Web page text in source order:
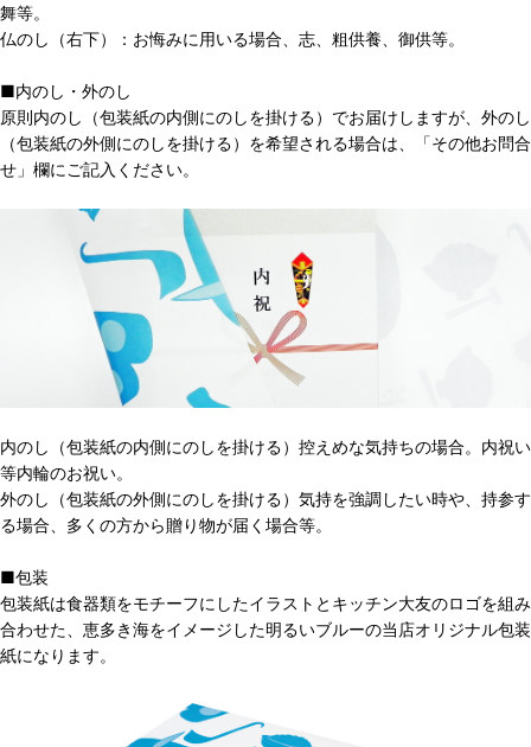
舞等。
仏のし（右下）：お悔みに用いる場合、志、粗供養、御供等。
■内のし・外のし
原則内のし（包装紙の内側にのしを掛ける）でお届けしますが、外のし
（包装紙の外側にのしを掛ける）を希望される場合は、「その他お問合
せ」欄にご記入ください。
内のし（包装紙の内側にのしを掛ける）控えめな気持ちの場合。内祝い
等内輪のお祝い。
外のし（包装紙の外側にのしを掛ける）気持を強調したい時や、持参す
る場合、多くの方から贈り物が届く場合等。
■包装
包装紙は食器類をモチーフにしたイラストとキッチン大友のロゴを組み
合わせた、恵多き海をイメージした明るいブルーの当店オリジナル包装
紙になります。